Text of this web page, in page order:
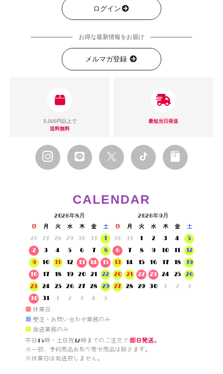
ログイン
お得な最新情報をお届け
メルマガ登録
5,000円以上で
送料無料
最短当日発送
CALENDAR
2026年8月
日 月 火 水 木 金
土
26
27 28 29 30 31
1
2
3 4 5 6 7
8
9
10 11 12 13 14
15
16
17 18 19 20 21
22
23
24 25 26 27 28
29
30
31 1 2 3 4 5
2026年9月
日 月 火 水 木 金
土
30
31 1 2 3 4
5
6
7 8 9 10 11
12
13
14 15 16 17 18
19
20
21 22 23 24 25
26
27
28 29 30 1 2 3
■ 休業日
■ 受注・お問い合わせ業務のみ
■ 発送業務のみ
平日15時・土日祝12時までのご注文で 即日発送。
※一部、予約商品お取り寄せ商品は除きます。
※休業日は発送致しません。